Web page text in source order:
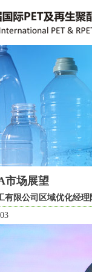
市场展望
限公司区域优化经理